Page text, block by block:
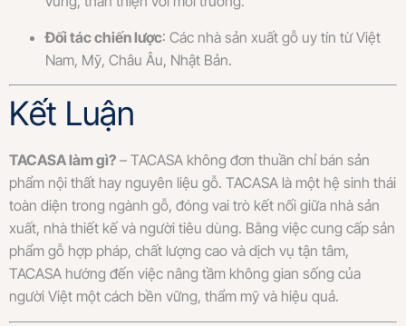
Đối tác chiến lược: Các nhà sản xuất gỗ uy tín từ Việt
Nam, Mỹ, Châu Âu, Nhật Bản.
Kết Luận
TACASA làm gì? – TACASA không đơn thuần chỉ bán sản
phẩm nội thất hay nguyên liệu gỗ. TACASA là một hệ sinh thái
toàn diện trong ngành gỗ, đóng vai trò kết nối giữa nhà sản
xuất, nhà thiết kế và người tiêu dùng. Bằng việc cung cấp sản
phẩm gỗ hợp pháp, chất lượng cao và dịch vụ tận tâm,
TACASA hướng đến việc nâng tầm không gian sống của
người Việt một cách bền vững, thẩm mỹ và hiệu quả.